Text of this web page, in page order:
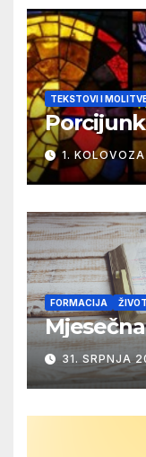
TEKSTOVI I
1.
FORMACIJA
31. SRPNJA